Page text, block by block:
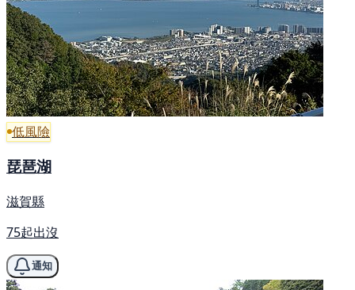
低風險
琵琶湖
滋賀縣
75起出沒
通知